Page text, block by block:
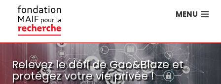
MENU
Relevez le défi de Gao&Blaze et
protégez votre vie privée !